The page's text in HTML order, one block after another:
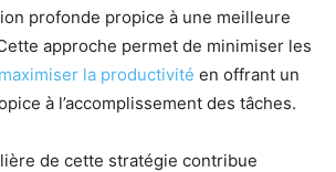
profonde propice à une meilleure
approche permet de minimiser les
maximiser la productivité en offrant un
à l’accomplissement des tâches.
de cette stratégie contribue